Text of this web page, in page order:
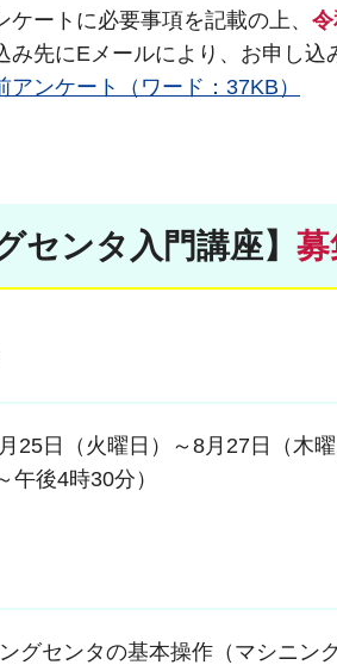
ートに必要事項を記載の上、 令
先にEメールにより、お申し込
アンケート（ワード：37KB）
センタ入門講座】 募
25日（火曜日）～8月27日（木
午後4時30分）
グセンタの基本操作（マシニン